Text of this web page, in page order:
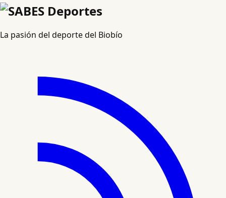
La pasión del deporte del Biobío